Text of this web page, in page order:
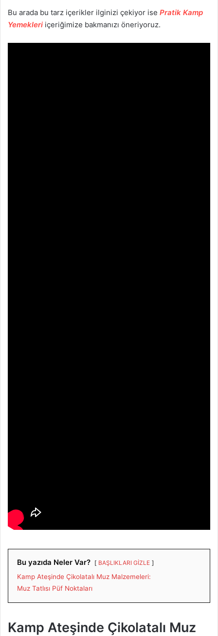
Bu arada bu tarz içerikler ilginizi çekiyor ise Pratik Kamp
Yemekleri içeriğimize bakmanızı öneriyoruz.
Bu yazıda Neler Var? BAŞLIKLARI GİZLE
Kamp Ateşinde Çikolatalı Muz Malzemeleri:
Muz Tatlısı Püf Noktaları
Kamp Ateşinde Çikolatalı Muz